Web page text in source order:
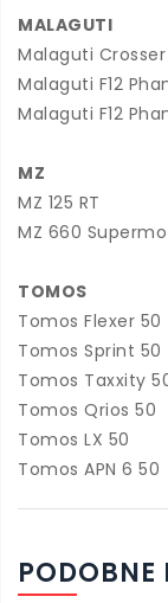
MALAGUTI
Malaguti
Malaguti F12
Malaguti F12
MZ
MZ 125 RT
MZ 660
TOMOS
Tomos Flexer 50
Tomos Sprint 50
Tomos Taxxity
Tomos Qrios 50
Tomos LX 50
Tomos APN 6 50
PODOBNE